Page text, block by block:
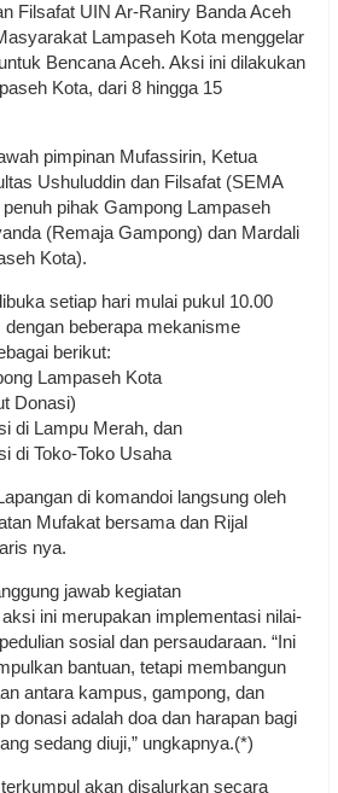
Filsafat UIN Ar-Raniry Banda Aceh
Lampaseh Kota menggelar
Bencana Aceh. Aksi ini dilakukan
Kota, dari 8 hingga 15
pimpinan Mufassirin, Ketua
Ushuluddin dan Filsafat (SEMA
pihak Gampong Lampaseh
(Remaja Gampong) dan Mardali
Kota).
setiap hari mulai pukul 10.00
beberapa mekanisme
berikut:
Lampaseh Kota
Donasi)
di Lampu Merah, dan
di Toko-Toko Usaha
di komandoi langsung oleh
Mufakat bersama dan Rijal
nya.
jawab kegiatan
ini merupakan implementasi nilai-
sosial dan persaudaraan. “Ini
bantuan, tetapi membangun
antara kampus, gampong, dan
donasi adalah doa dan harapan bagi
sedang diuji,” ungkapnya.(*)
akan disalurkan secara